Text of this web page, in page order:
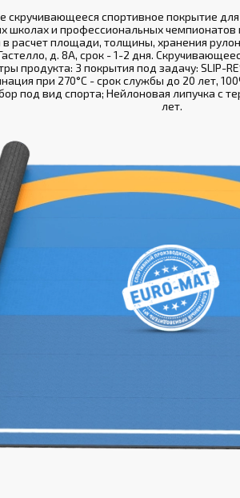
скручивающееся спортивное покрытие
школах и профессиональных
расчет площади, толщины, хранения
д. 8А, срок - 1-2 дня.
продукта: 3 покрытия под задачу: SLIP-
при 270°С - срок службы до 20 лет,
под вид спорта; Нейлоновая липучка с
лет.